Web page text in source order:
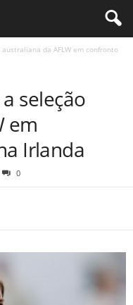
da AFLW em confronto
seleção
em
Irlanda
0